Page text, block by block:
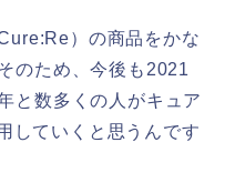
）の商品をかな
のため、今後も2021
と数多くの人がキュア
していくと思うんです